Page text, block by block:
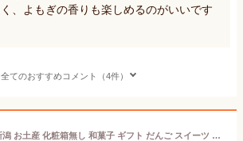
、よもぎの香りも楽しめるのがいいです
全てのおすすめコメント（4件）
笹団子 20個 新潟 お土産 化粧箱無し 和菓子 ギフト だんご スイーツ グルテンフリー